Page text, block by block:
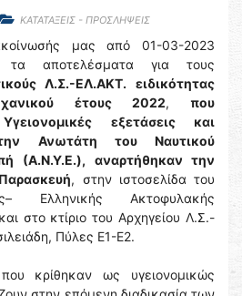
ΚΑΤΑΤΑΞΕΙΣ - ΠΡΟΣΛΗΨΕΙΣ
μας από 01-03-2023
τα αποτελέσματα για τους
Λ.Σ.-ΕΛ.ΑΚΤ. ειδικότητας
έτους 2022,που
εξετάσεις και
Ανωτάτη του Ναυτικού
(Α.Ν.Υ.Ε.),
αναρτήθηκαν την
Παρασκευή, στην ιστοσελίδα του
Ελληνικής Ακτοφυλακής
στο κτίριο του Αρχηγείου Λ.Σ.-
Πύλες Ε1-Ε2.
κρίθηκαν ως υγειονομικώς